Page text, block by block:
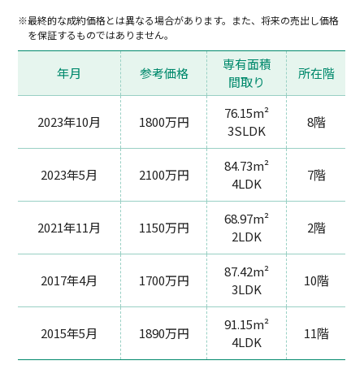
最終的な成約価格とは異なる場合があります。また、将来の売出し価格
を保証するものではありません。
年月 参考価格
専有面積
間取り
所在階
2023年10月 1800万円
76.15m²
3SLDK
8階
2023年5月 2100万円
84.73m²
4LDK
7階
2021年11月 1150万円
68.97m²
2LDK
2階
2017年4月 1700万円
87.42m²
3LDK
10階
2015年5月 1890万円
91.15m²
4LDK
11階